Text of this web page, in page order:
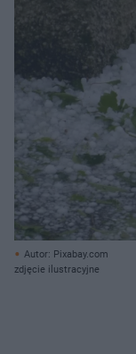
Autor: Pixabay.com
zdjęcie ilustracyjne